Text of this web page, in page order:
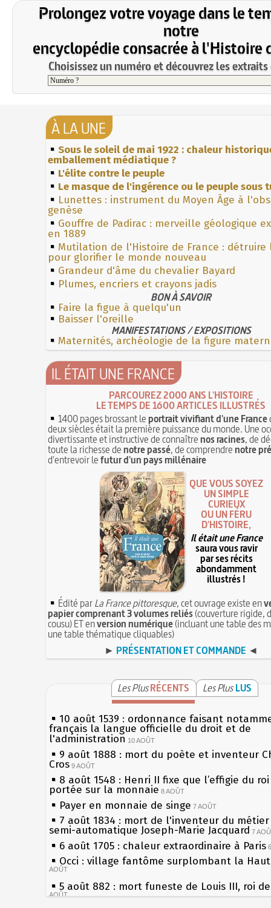
Prolongez votre voyage dans le
notre
encyclopédie consacrée à l'Histoire
Choisissez un numéro et découvrez les
À LA UNE
Sous le soleil de mai 1922 : chaleur
emballement médiatique ?
L'élite contre le peuple
Le masque de l'ingérence ou le peuple sous
Lunettes : instrument du Moyen Âge à
genèse
Gouffre de Padirac : merveille géologique
en 1889
Mutilation de l'Histoire de France : détruire
pour glorifier le monde nouveau
Grandeur d'âme du chevalier Bayard
Plumes, encriers et crayons jadis
BON À SAVOIR
Faire la figue à quelqu'un
Baisser l'oreille
MANIFESTATIONS / EXPOSITIONS
Maternités, archéologie de la figure
IL ÉTAIT UNE FRANCE
PARCOUREZ 2000 ANS L'HISTOIRE
LE TEMPS DE 1600 ARTICLES ILLUSTRÉS
1400 pages brossant leportrait vivifiant d'une France
deux siècles était la première puissance du monde. Une
divertissante et instructive de connaîtrenos racines, de
toute la richesse denotre passé, de comprendrenotre
d'entrevoir lefutur d'un pays millénaire
QUE VOUS SOYEZ
UN SIMPLE
CURIEUX
OU UN FÉRU
D'HISTOIRE,
Il était une France
saura vous ravir
par ses récits
abondamment
illustrés !
Édité parLa France pittoresque, cet ouvrage existe en
papier comprenant 3 volumes reliés(couverture rigide,
cousu) ET enversion numérique(incluant une table des
une table thématique cliquables)
► PRÉSENTATION ET COMMANDE ◄
Les PlusRÉCENTS Les Plus LUS
10 août 1539 : ordonnance faisant
français la langue officielle du droit et de
l'administration 10 AOÛT
9 août 1888 : mort du poète et inventeur
Cros 9 AOÛT
8 août 1548 : Henri II fixe que l’effigie du
portée sur la monnaie 8 AOÛT
Payer en monnaie de singe 7 AOÛT
7 août 1834 : mort de l'inventeur du
semi-automatique Joseph-Marie Jacquard 7
6 août 1705 : chaleur extraordinaire à Paris
Occi : village fantôme surplombant la
AOÛT
5 août 882 : mort funeste de Louis III, roi
AOÛT